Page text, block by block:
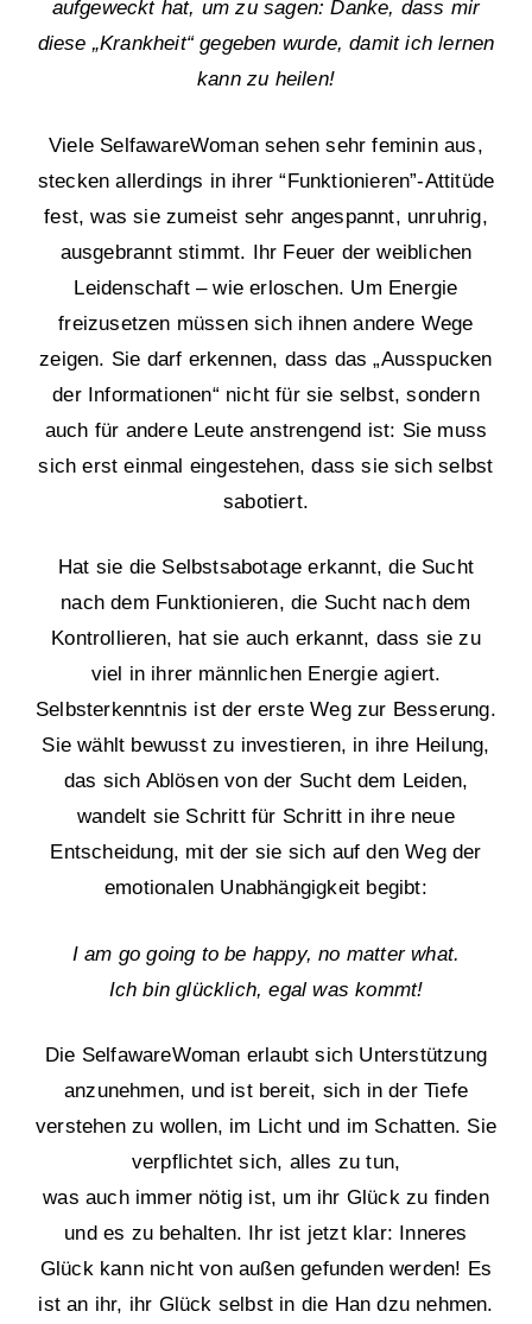
aufgeweckt hat, um zu sagen: Danke, dass mir
diese „Krankheit“ gegeben wurde, damit ich lernen
kann zu heilen!
Viele SelfawareWoman sehen sehr feminin aus,
stecken allerdings in ihrer “Funktionieren”-Attitüde
fest, was sie zumeist sehr angespannt, unruhrig,
ausgebrannt stimmt. Ihr Feuer der weiblichen
Leidenschaft – wie erloschen. Um Energie
freizusetzen müssen sich ihnen andere Wege
zeigen. Sie darf erkennen, dass das „Ausspucken
der Informationen“ nicht für sie selbst, sondern
auch für andere Leute anstrengend ist: Sie muss
sich erst einmal eingestehen, dass sie sich selbst
sabotiert.
Hat sie die Selbstsabotage erkannt, die Sucht
nach dem Funktionieren, die Sucht nach dem
Kontrollieren, hat sie auch erkannt, dass sie zu
viel in ihrer männlichen Energie agiert.
Selbsterkenntnis ist der erste Weg zur Besserung.
Sie wählt bewusst zu investieren, in ihre Heilung,
das sich Ablösen von der Sucht dem Leiden,
wandelt sie Schritt für Schritt in ihre neue
Entscheidung, mit der sie sich auf den Weg der
emotionalen Unabhängigkeit begibt:
I am go going to be happy, no matter what.
Ich bin glücklich, egal was kommt!
Die SelfawareWoman erlaubt sich Unterstützung
anzunehmen, und ist bereit, sich in der Tiefe
verstehen zu wollen, im Licht und im Schatten. Sie
verpflichtet sich, alles zu tun,
was auch immer nötig ist, um ihr Glück zu finden
und es zu behalten. Ihr ist jetzt klar: Inneres
Glück kann nicht von außen gefunden werden! Es
ist an ihr, ihr Glück selbst in die Han dzu nehmen.